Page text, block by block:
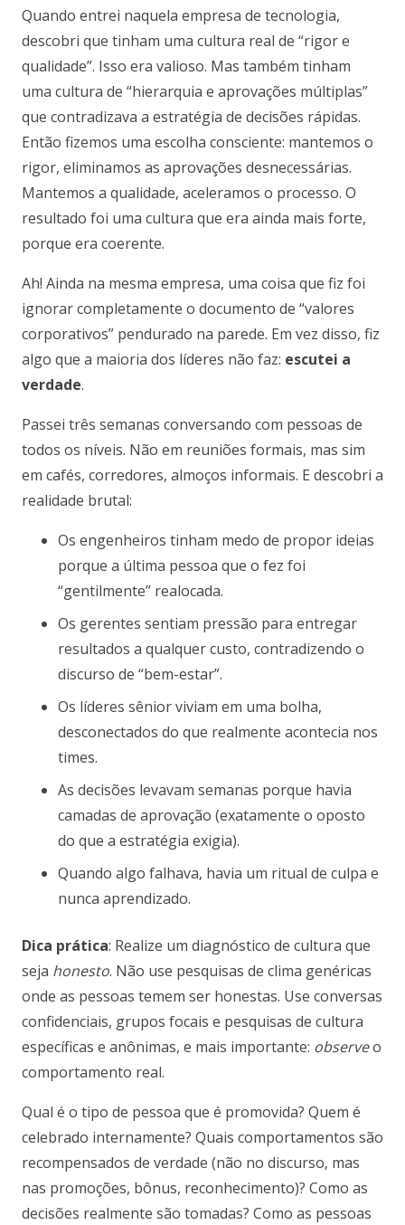
Quando entrei naquela empresa de tecnologia,
descobri que tinham uma cultura real de “rigor e
qualidade”. Isso era valioso. Mas também tinham
uma cultura de “hierarquia e aprovações múltiplas”
que contradizava a estratégia de decisões rápidas.
Então fizemos uma escolha consciente: mantemos o
rigor, eliminamos as aprovações desnecessárias.
Mantemos a qualidade, aceleramos o processo. O
resultado foi uma cultura que era ainda mais forte,
porque era coerente.
Ah! Ainda na mesma empresa, uma coisa que fiz foi
ignorar completamente o documento de “valores
corporativos” pendurado na parede. Em vez disso, fiz
algo que a maioria dos líderes não faz: escutei a
verdade.
Passei três semanas conversando com pessoas de
todos os níveis. Não em reuniões formais, mas sim
em cafés, corredores, almoços informais. E descobri a
realidade brutal:
Os engenheiros tinham medo de propor ideias
porque a última pessoa que o fez foi
“gentilmente” realocada.
Os gerentes sentiam pressão para entregar
resultados a qualquer custo, contradizendo o
discurso de “bem-estar”.
Os líderes sênior viviam em uma bolha,
desconectados do que realmente acontecia nos
times.
As decisões levavam semanas porque havia
camadas de aprovação (exatamente o oposto
do que a estratégia exigia).
Quando algo falhava, havia um ritual de culpa e
nunca aprendizado.
Dica prática: Realize um diagnóstico de cultura que
seja honesto. Não use pesquisas de clima genéricas
onde as pessoas temem ser honestas. Use conversas
confidenciais, grupos focais e pesquisas de cultura
específicas e anônimas, e mais importante: observeo
comportamento real.
Qual é o tipo de pessoa que é promovida? Quem é
celebrado internamente? Quais comportamentos são
recompensados de verdade (não no discurso, mas
nas promoções, bônus, reconhecimento)? Como as
decisões realmente são tomadas? Como as pessoas